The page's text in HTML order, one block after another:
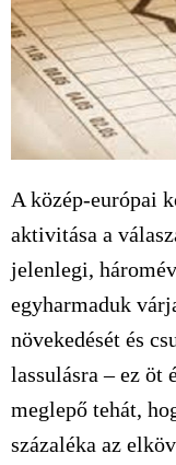
A közép-európai
aktivitása a
jelenlegi,
egyharmaduk
növekedését és
lassulásra – ez öt
meglepő tehát,
százaléka az